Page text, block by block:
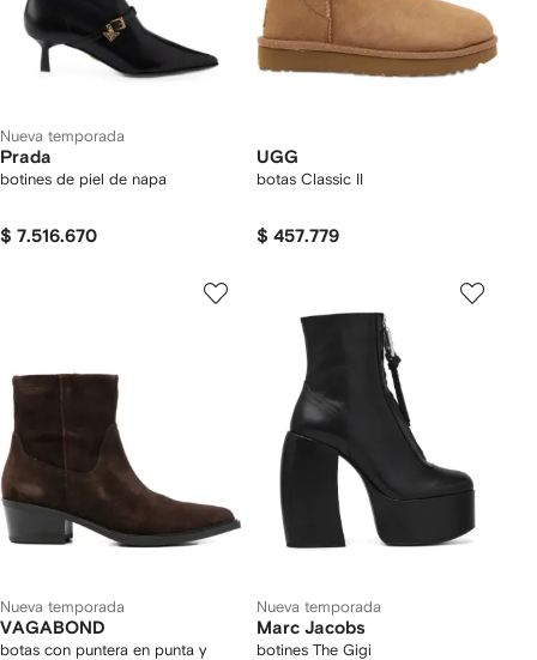
Nueva temporada
Prada
botines de piel de napa
$ 7.516.670
UGG
botas Classic II
$ 457.779
Nueva temporada
VAGABOND
botas con puntera en punta y
Nueva temporada
Marc Jacobs
botines The Gigi